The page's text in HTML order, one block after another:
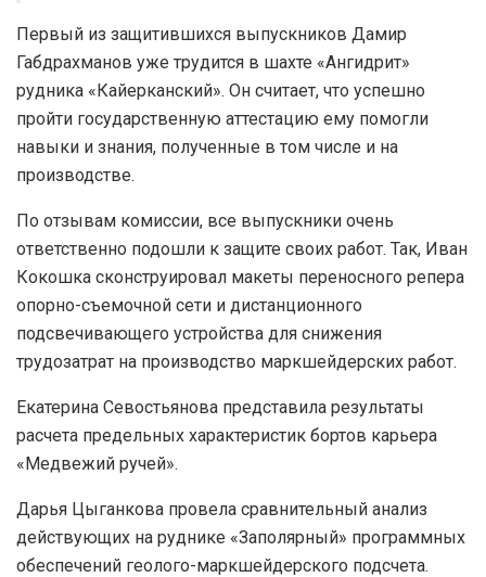
Первый из защитившихся выпускников Дамир
Габдрахманов уже трудится в шахте «Ангидрит»
рудника «Кайерканский». Он считает, что успешно
пройти государственную аттестацию ему помогли
навыки и знания, полученные в том числе и на
производстве.
По отзывам комиссии, все выпускники очень
ответственно подошли к защите своих работ. Так, Иван
Кокошка сконструировал макеты переносного репера
опорно-съемочной сети и дистанционного
подсвечивающего устройства для снижения
трудозатрат на производство маркшейдерских работ.
Екатерина Севостьянова представила результаты
расчета предельных характеристик бортов карьера
«Медвежий ручей».
Дарья Цыганкова провела сравнительный анализ
действующих на руднике «Заполярный» программных
обеспечений геолого-маркшейдерского подсчета.